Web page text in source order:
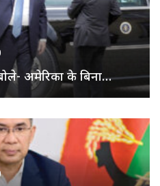
अमेरिका के बिना…